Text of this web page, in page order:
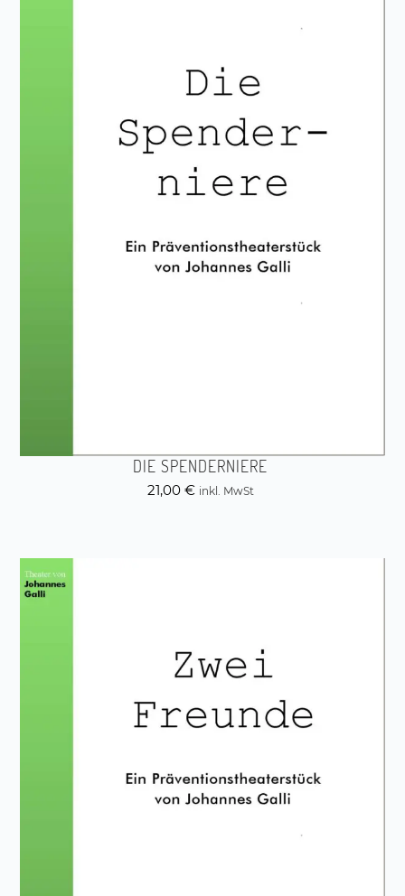
DIE SPENDERNIERE
21,00 € inkl. MwSt